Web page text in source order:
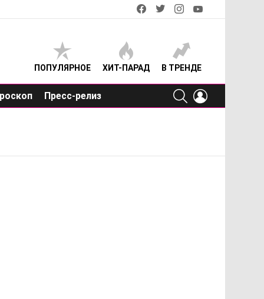
facebooktwitterinstagram
ПОПУЛЯРНОЕ ХИТ-ПАРАД В ТРЕНДЕ
Пресс-релиз
SEARCH